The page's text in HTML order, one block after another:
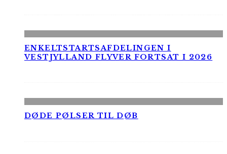
ENKELTSTARTSAFDELINGEN I
VESTJYLLAND FLYVER FORTSAT I 2026
DØDE PØLSER TIL DØB